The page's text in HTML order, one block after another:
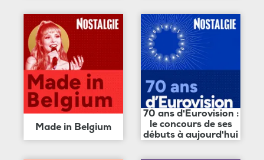
Made in Belgium
70 ans d'Eurovision :
le concours de ses
débuts à aujourd'hui